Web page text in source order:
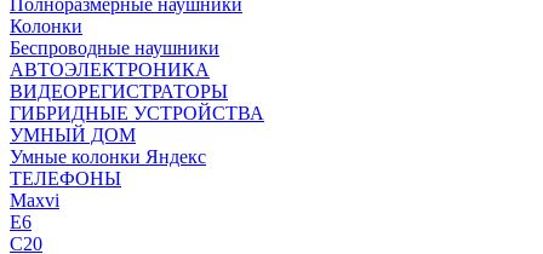
Полноразмерные наушники
Колонки
Беспроводные наушники
АВТОЭЛЕКТРОНИКА
ВИДЕОРЕГИСТРАТОРЫ
ГИБРИДНЫЕ УСТРОЙСТВА
УМНЫЙ ДОМ
Умные колонки Яндекс
ТЕЛЕФОНЫ
Maxvi
E6
C20